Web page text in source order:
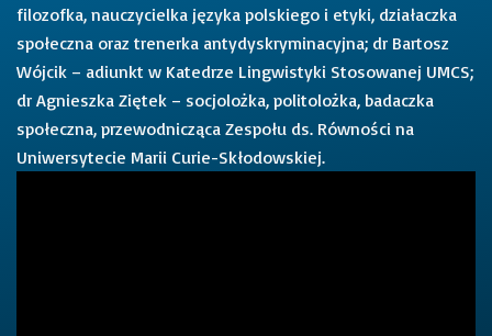
filozofka, nauczycielka języka polskiego i etyki, działaczka
społeczna oraz trenerka antydyskryminacyjna; dr Bartosz
Wójcik – adiunkt w Katedrze Lingwistyki Stosowanej UMCS;
dr Agnieszka Ziętek – socjolożka, politolożka, badaczka
społeczna, przewodnicząca Zespołu ds. Równości na
Uniwersytecie Marii Curie-Skłodowskiej.